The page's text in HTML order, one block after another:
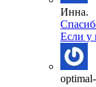
Инна.
Если у